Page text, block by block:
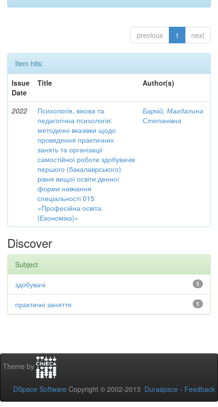
previous 1 next
Item hits:
Issue
Date
Title Author(s)
2022
Психологія, вікова та
педагогічна психологія:
методичні вказівки щодо
проведення практичних
занять та організації
самостійної роботи здобувачів
першого (бакалаврського)
рівня вищої освіти денної
форми навчання
спеціальності 015
«Професійна освіта.
(Економіка)»
Барчій, Магдалина
Степанівна
Discover
Subject
1
здобувачі
1
практичні заняття
Theme by
DSpace Software Copyright © 2002-2013 Duraspace - Feedback